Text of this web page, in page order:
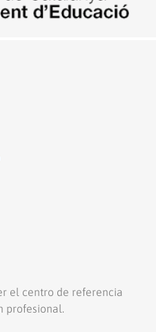
el centro de referencia
profesional.